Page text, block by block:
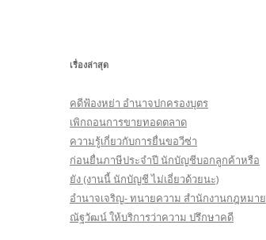
รั
:
เรื่องล่าสุด
คดีฟ้องหย่า อำนาจปกครองบุตร
เพิกถอนการขายทอดตลาด
ความรู้เกี่ยวกับการยื่นขอวีซ่า
ก่อนยื่นภาษีประจำปี นักบัญชีบอกลูกค้าหรือ
ยัง (งานนี้ นักบัญชี ไม่เอี่ยวด้วยนะ)
อำนาจเจริญ- ทนายความ สำนักงานกฎหมาย
ณัฐวัฒน์ ให้บริการว่าความ ปรึกษาคดี